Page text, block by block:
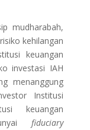
mudharabah,
kehilangan
keuangan
investasi IAH
menanggung
Institusi
keuangan
fiduciary